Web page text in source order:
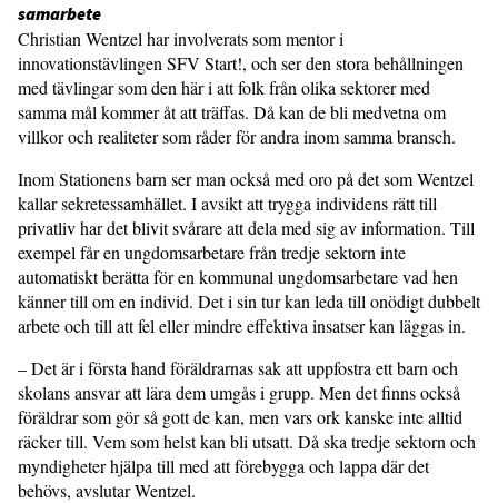
samarbete
Christian Wentzel har involverats som mentor i
innovationstävlingen SFV Start!, och ser den stora behållningen
med tävlingar som den här i att folk från olika sektorer med
samma mål kommer åt att träffas. Då kan de bli medvetna om
villkor och realiteter som råder för andra inom samma bransch.
Inom Stationens barn ser man också med oro på det som Wentzel
kallar sekretessamhället. I avsikt att trygga individens rätt till
privatliv har det blivit svårare att dela med sig av information. Till
exempel får en ungdomsarbetare från tredje sektorn inte
automatiskt berätta för en kommunal ungdomsarbetare vad hen
känner till om en individ. Det i sin tur kan leda till onödigt dubbelt
arbete och till att fel eller mindre effektiva insatser kan läggas in.
– Det är i första hand föräldrarnas sak att uppfostra ett barn och
skolans ansvar att lära dem umgås i grupp. Men det finns också
föräldrar som gör så gott de kan, men vars ork kanske inte alltid
räcker till. Vem som helst kan bli utsatt. Då ska tredje sektorn och
myndigheter hjälpa till med att förebygga och lappa där det
behövs, avslutar Wentzel.